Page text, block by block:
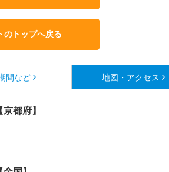
のトップへ戻る
間など 地図・アクセス
都府】